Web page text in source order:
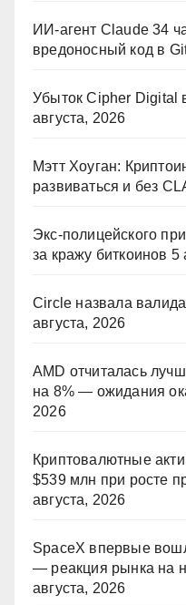
ИИ-агент Claude 34
вредоносный код в
Убыток Cipher Digital
августа, 2026
Мэтт Хоуган:
развиваться и без
Экс-полицейского
за кражу биткоинов 5
Circle назвала
августа, 2026
AMD отчиталась
на 8% — ожидания
2026
Криптовалютные
$539 млн при росте
августа, 2026
SpaceX впервые
— реакция рынка на
августа, 2026